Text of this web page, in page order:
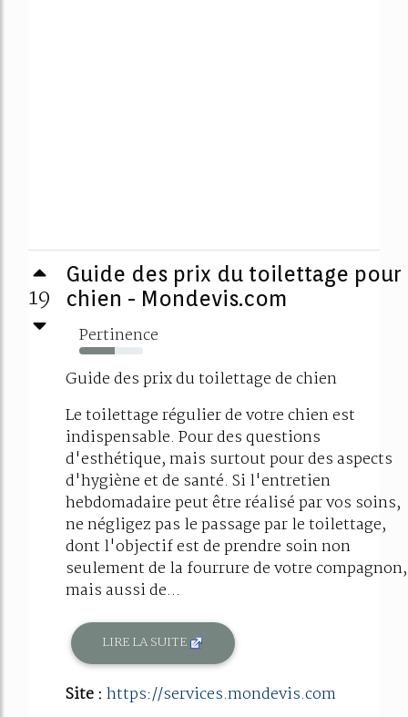
19
Guide des prix du toilettage pour
chien - Mondevis.com
Pertinence
56%
Guide des prix du toilettage de chien
Le toilettage régulier de votre chien est
indispensable. Pour des questions
d'esthétique, mais surtout pour des aspects
d'hygiène et de santé. Si l'entretien
hebdomadaire peut être réalisé par vos soins,
ne négligez pas le passage par le toilettage,
dont l'objectif est de prendre soin non
seulement de la fourrure de votre compagnon,
mais aussi de...
LIRE LA SUITE
Site : https://services.mondevis.com